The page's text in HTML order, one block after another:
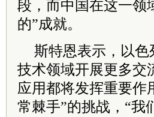
段，而中国在这一领
的”成就。
斯特恩表示，以
技术领域开展更多交
应用都将发挥重要作
常棘手”的挑战，“我